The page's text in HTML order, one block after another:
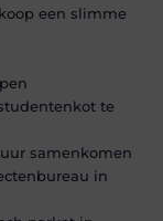
een slimme
te
samenkomen
in